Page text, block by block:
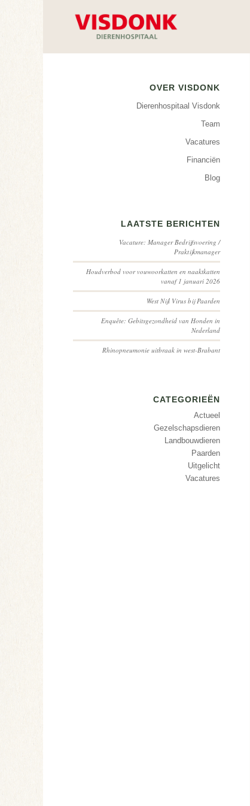
OVER VISDONK
Dierenhospitaal Visdonk
Team
Vacatures
Financiën
Blog
LAATSTE BERICHTEN
Vacature: Manager Bedrijfsvoering /
Praktijkmanager
Houdverbod voor vouwoorkatten en naaktkatten
vanaf 1 januari 2026
West Nijl Virus bij Paarden
Enquête: Gebitsgezondheid van Honden in
Nederland
Rhinopneumonie uitbraak in west-Brabant
CATEGORIEËN
Actueel
Gezelschapsdieren
Landbouwdieren
Paarden
Uitgelicht
Vacatures